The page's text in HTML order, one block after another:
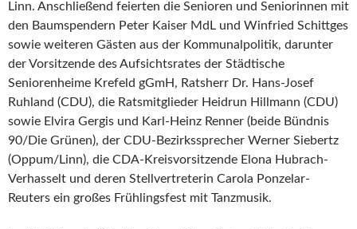
Linn. Anschließend feierten die Senioren und Seniorinnen mit
den Baumspendern Peter Kaiser MdL und Winfried Schittges
sowie weiteren Gästen aus der Kommunalpolitik, darunter
der Vorsitzende des Aufsichtsrates der Städtische
Seniorenheime Krefeld gGmH, Ratsherr Dr. Hans-Josef
Ruhland (CDU), die Ratsmitglieder Heidrun Hillmann (CDU)
sowie Elvira Gergis und Karl-Heinz Renner (beide Bündnis
90/Die Grünen), der CDU-Bezirkssprecher Werner Siebertz
(Oppum/Linn), die CDA-Kreisvorsitzende Elona Hubrach-
Verhasselt und deren Stellvertreterin Carola Ponzelar-
Reuters ein großes Frühlingsfest mit Tanzmusik.